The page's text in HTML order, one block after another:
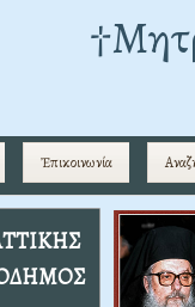
Ἐπικοινωνία